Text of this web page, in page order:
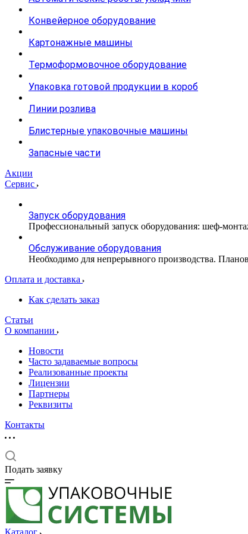
Конвейерное оборудование
Картонажные машины
Термоформовочное оборудование
Упаковка готовой продукции в короб
Линии розлива
Блистерные упаковочные машины
Запасные части
Акции
Сервис
Запуск оборудования
Профессиональный запуск оборудования: шеф-
Обслуживание оборудования
Необходимо для непрерывного производства.
Оплата и доставка
Как сделать заказ
Статьи
О компании
Новости
Часто задаваемые вопросы
Реализованные проекты
Лицензии
Партнеры
Реквизиты
Контакты
Подать заявку
Каталог